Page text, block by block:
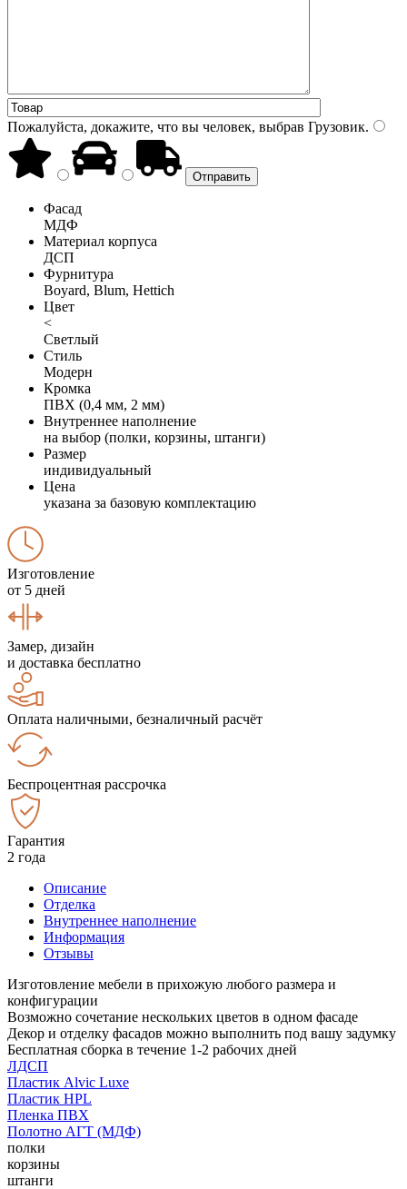
Пожалуйста, докажите, что вы человек, выбрав Грузовик.
Фасад
МДФ
Материал корпуса
ДСП
Фурнитура
Boyard, Blum, Hettich
Цвет
<
Светлый
Стиль
Модерн
Кромка
ПВХ (0,4 мм, 2 мм)
Внутреннее наполнение
на выбор (полки, корзины, штанги)
Размер
индивидуальный
Цена
указана за базовую комплектацию
Изготовление
от 5 дней
Замер, дизайн
и доставка бесплатно
Оплата наличными, безналичный расчёт
Беспроцентная рассрочка
Гарантия
2 года
Описание
Отделка
Внутреннее наполнение
Информация
Отзывы
Изготовление мебели в прихожую любого размера и
конфигурации
Возможно сочетание нескольких цветов в одном фасаде
Декор и отделку фасадов можно выполнить под вашу задумку
Бесплатная сборка в течение 1-2 рабочих дней
ЛДСП
Пластик Alvic Luxe
Пластик HPL
Пленка ПВХ
Полотно АГТ (МДФ)
полки
корзины
штанги